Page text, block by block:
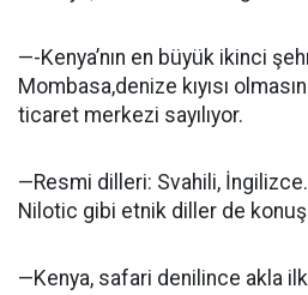
—-Kenya’nın en büyük ikinci
Mombasa,denize kıyısı
ticaret merkezi sayılıyor.
—Resmi dilleri: Svahili,
Nilotic gibi etnik diller de
—Kenya, safari denilince akla